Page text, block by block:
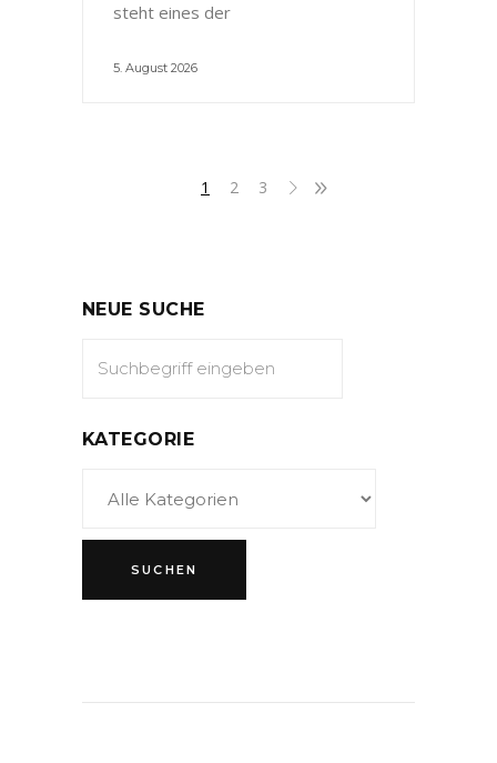
steht eines der
5. August 2026
1 2 3
NEUE SUCHE
KATEGORIE